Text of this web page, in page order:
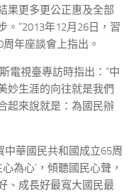
果更多更公正惠及全部
。”2013年12月26日，習
年座談會上指出。
電視臺專訪時指出：“中
妙生涯的向往就是我們
起來說就是：為國民辦
華國民共和國成立65周
為心’，傾聽國民心聲，
、成長好最寬大國民最